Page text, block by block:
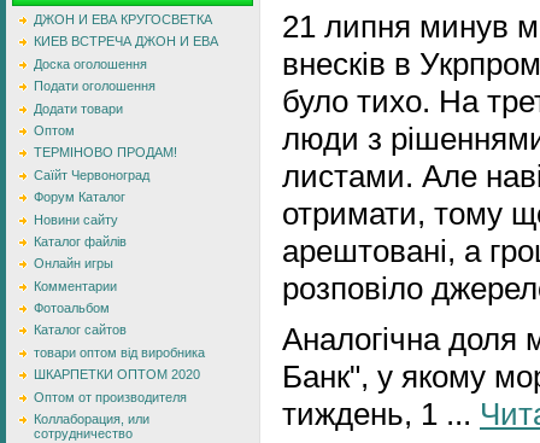
ДЖОН И ЕВА КРУГОСВЕТКА
КИЕВ ВСТРЕЧА ДЖОН И ЕВА
Доска оголошення
Подати оголошення
Додати товари
Оптом
ТЕРМІНОВО ПРОДАМ!
Саїйт Червоноград
Форум Каталог
Новини сайту
Каталог файлів
Онлайн игры
Комментарии
Фотоальбом
Каталог сайтов
товари оптом від виробника
ШКАРПЕТКИ ОПТОМ 2020
Оптом от производителя
Коллаборация, или
сотрудничество
21 липня минув
внесків в
було тихо. На
люди з
листами. Але
отримати, тому
арештовані, а
розповіло
Аналогічна доля
Банк", у якому
тиждень, 1 ...